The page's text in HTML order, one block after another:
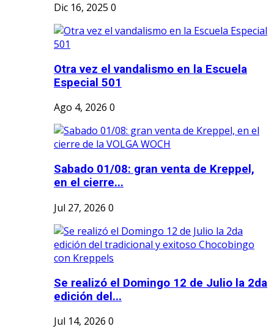
Dic 16, 2025 0
Otra vez el vandalismo en la Escuela
Especial 501
Ago 4, 2026 0
Sabado 01/08: gran venta de Kreppel,
en el cierre...
Jul 27, 2026 0
Se realizó el Domingo 12 de Julio la 2da
edición del...
Jul 14, 2026 0